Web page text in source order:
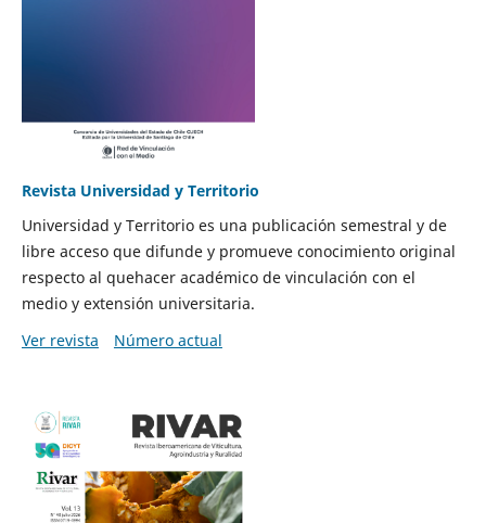
Revista Universidad y Territorio
Universidad y Territorio es una publicación semestral y de
libre acceso que difunde y promueve conocimiento original
respecto al quehacer académico de vinculación con el
medio y extensión universitaria.
Ver revista
Número actual